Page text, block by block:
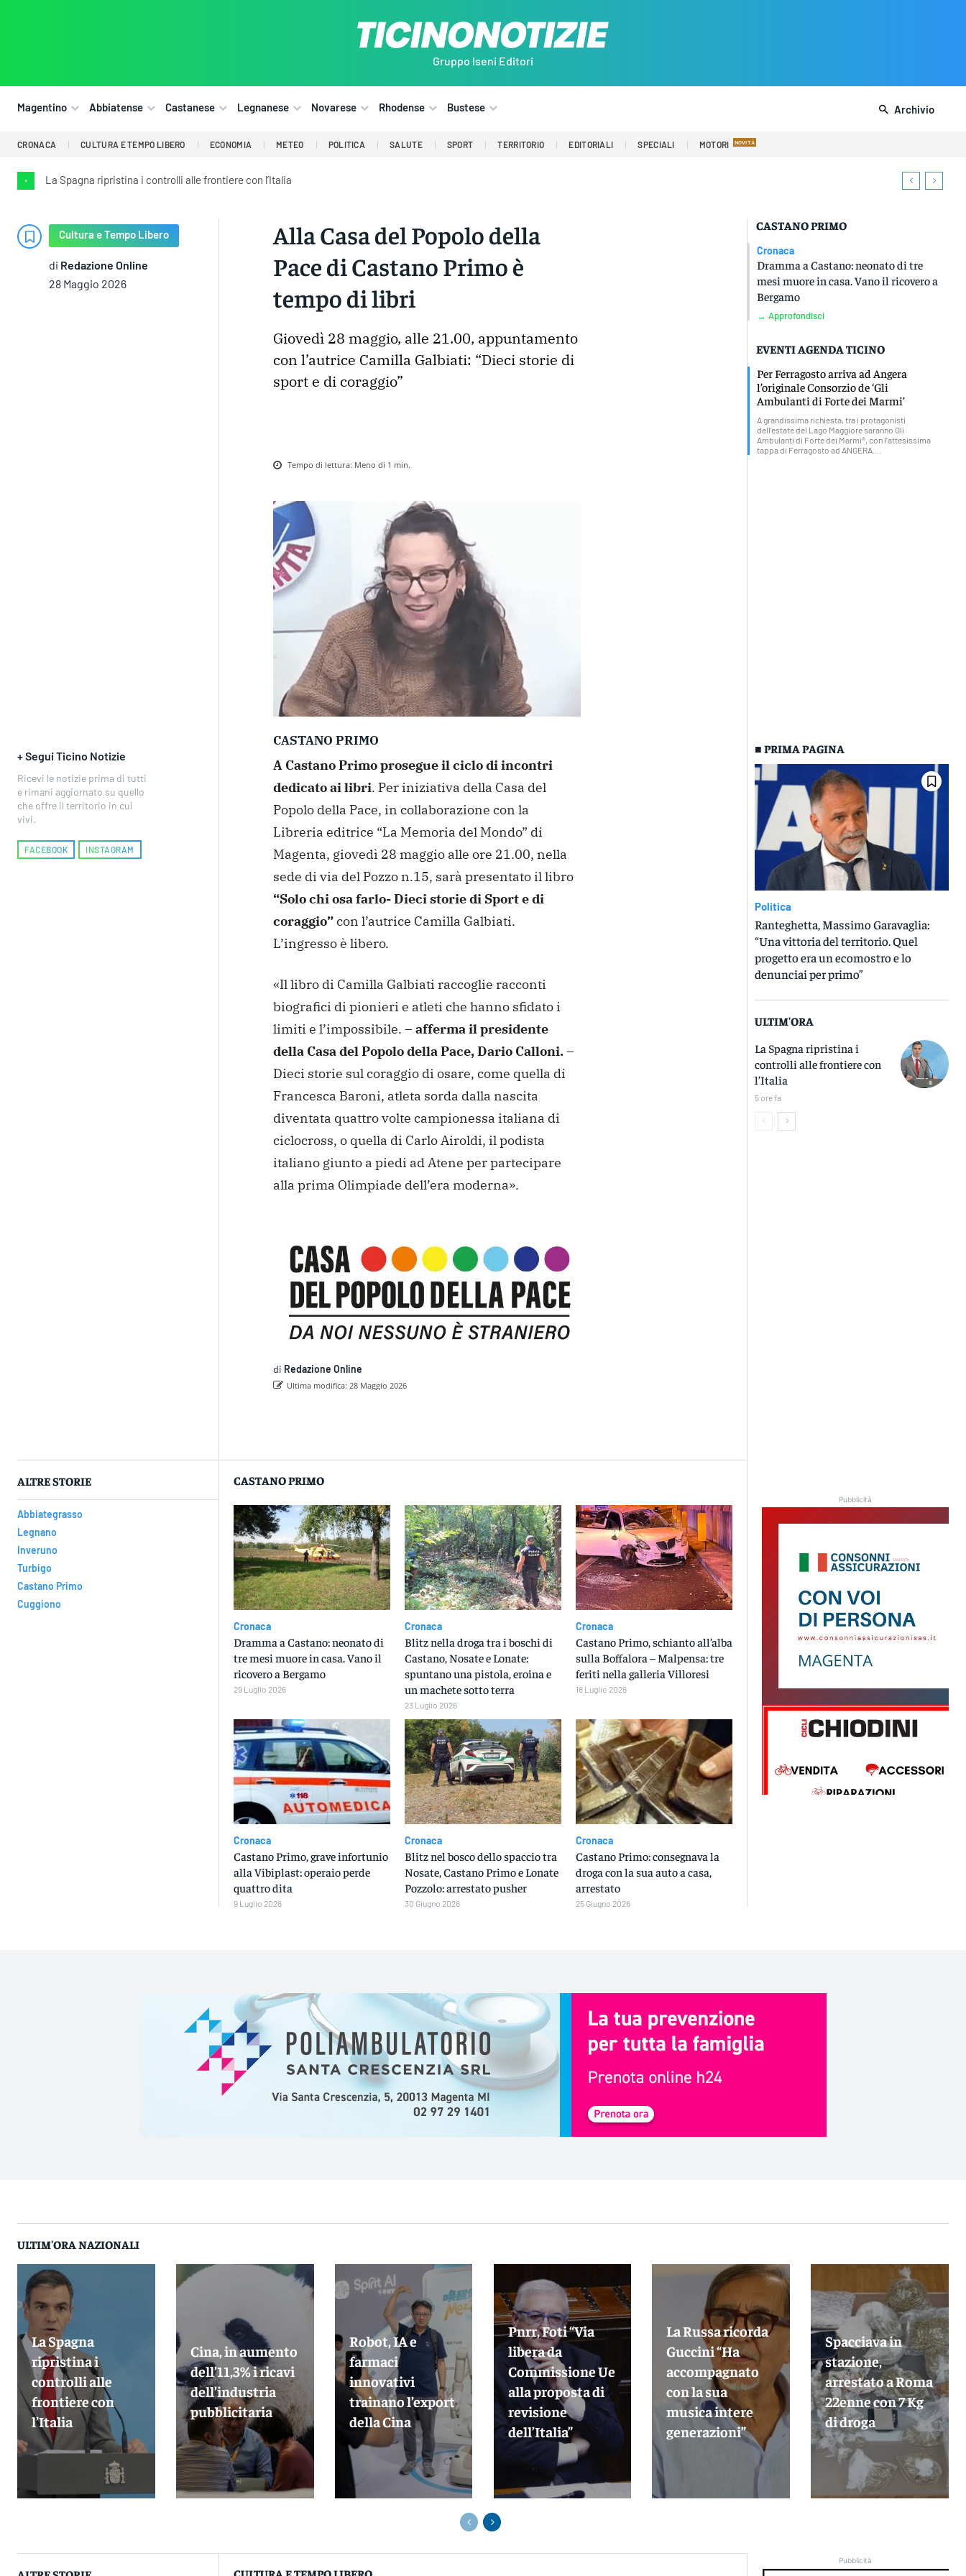
Gruppo Iseni Editori
Magentino Abbiatense Castanese Legnanese Novarese Rhodense Bustese Archivio
CRONACA CULTURA E TEMPO LIBERO ECONOMIA METEO POLITICA SALUTE SPORT TERRITORIO EDITORIALI SPECIALI MOTORI
• La Spagna ripristina i controlli alle frontiere con l’Italia
Cultura e Tempo Libero
di Redazione Online
28 Maggio 2026
Alla Casa del Popolo della
Pace di Castano Primo è
tempo di libri
Giovedì 28 maggio, alle 21.00, appuntamento
con l’autrice Camilla Galbiati: “Dieci storie di
sport e di coraggio”
Tempo di lettura: Meno di 1 min.
CASTANO PRIMO
Cronaca
Dramma a Castano: neonato di tre
mesi muore in casa. Vano il ricovero a
Bergamo
→ Approfondisci
EVENTI AGENDA TICINO
Per Ferragosto arriva ad Angera
l’originale Consorzio de ‘Gli
Ambulanti di Forte dei Marmi’
A grandissima richiesta, tra i protagonisti
dell’estate del Lago Maggiore saranno Gli
Ambulanti di Forte dei Marmi®, con l’attesissima
tappa di Ferragosto ad ANGERA....
+ Segui Ticino Notizie
Ricevi le notizie prima di tutti
e rimani aggiornato su quello
che offre il territorio in cui
vivi.
FACEBOOK INSTAGRAM
CASTANO PRIMO
A Castano Primo prosegue il ciclo di incontri
dedicato ai libri. Per iniziativa della Casa del
Popolo della Pace, in collaborazione con la
Libreria editrice “La Memoria del Mondo” di
Magenta, giovedì 28 maggio alle ore 21.00, nella
sede di via del Pozzo n.15, sarà presentato il libro
“Solo chi osa farlo- Dieci storie di Sport e di
coraggio”con l’autrice Camilla Galbiati.
L’ingresso è libero.
«Il libro di Camilla Galbiati raccoglie racconti
biografici di pionieri e atleti che hanno sfidato i
limiti e l’impossibile. – afferma il presidente
della Casa del Popolo della Pace, Dario Calloni.–
Dieci storie sul coraggio di osare, come quella di
Francesca Baroni, atleta sorda dalla nascita
diventata quattro volte campionessa italiana di
ciclocross, o quella di Carlo Airoldi, il podista
italiano giunto a piedi ad Atene per partecipare
alla prima Olimpiade dell’era moderna».
di Redazione Online
Ultima modifica: 28 Maggio 2026
■ PRIMA PAGINA
Politica
Ranteghetta, Massimo Garavaglia:
“Una vittoria del territorio. Quel
progetto era un ecomostro e lo
denunciai per primo”
ULTIM'ORA
La Spagna ripristina i
controlli alle frontiere con
l’Italia
5 ore fa
ALTRE STORIE
Abbiategrasso
Legnano
Inveruno
Turbigo
Castano Primo
Cuggiono
CASTANO PRIMO
Cronaca
Dramma a Castano: neonato di
tre mesi muore in casa. Vano il
ricovero a Bergamo
29 Luglio 2026
Cronaca
Blitz nella droga tra i boschi di
Castano, Nosate e Lonate:
spuntano una pistola, eroina e
un machete sotto terra
23 Luglio 2026
Cronaca
Castano Primo, schianto all’alba
sulla Boffalora – Malpensa: tre
feriti nella galleria Villoresi
18 Luglio 2026
Cronaca
Castano Primo, grave infortunio
alla Vibiplast: operaio perde
quattro dita
9 Luglio 2026
Cronaca
Blitz nel bosco dello spaccio tra
Nosate, Castano Primo e Lonate
Pozzolo: arrestato pusher
30 Giugno 2026
Cronaca
Castano Primo: consegnava la
droga con la sua auto a casa,
arrestato
25 Giugno 2026
Pubblicità
ULTIM'ORA NAZIONALI
La Spagna
ripristina i
controlli alle
frontiere con
l’Italia
Cina, in aumento
dell’11,3% i ricavi
dell’industria
pubblicitaria
Robot, IA e
farmaci
innovativi
trainano l’export
della Cina
Pnrr, Foti “Via
libera da
Commissione Ue
alla proposta di
revisione
dell’Italia”
La Russa ricorda
Guccini “Ha
accompagnato
con la sua
musica intere
generazioni”
Spacciava in
stazione,
arrestato a Roma
22enne con 7 Kg
di droga
Pubblicità